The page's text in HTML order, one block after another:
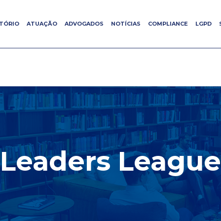
ATUAÇÃO ADVOGADOS NOTÍCIAS COMPLIANCE LGPD
ATUAÇÃO ADVOGADOS NOTÍCIAS COMPLIANCE LGPD
Leaders League